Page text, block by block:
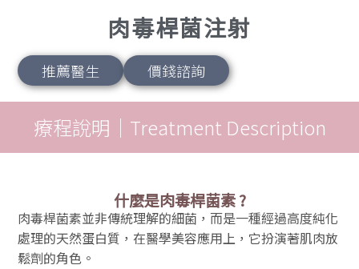
肉毒桿菌注射
推薦醫生 價錢諮詢
療程說明｜Treatment Description
什麼是肉毒桿菌素 ?
肉毒桿菌素並非傳統理解的細菌，而是一種經過高度純化
處理的天然蛋白質，在醫學美容應用上，它扮演著肌肉放
鬆劑的角色。